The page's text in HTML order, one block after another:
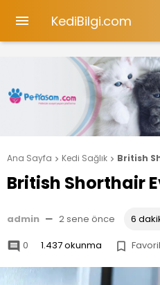
 KediBilgi.com
Ana Sayfa  Kedi Sağlık  British
British Shorthair
admin — 2 sene önce 6
 0 1.437 okunma 